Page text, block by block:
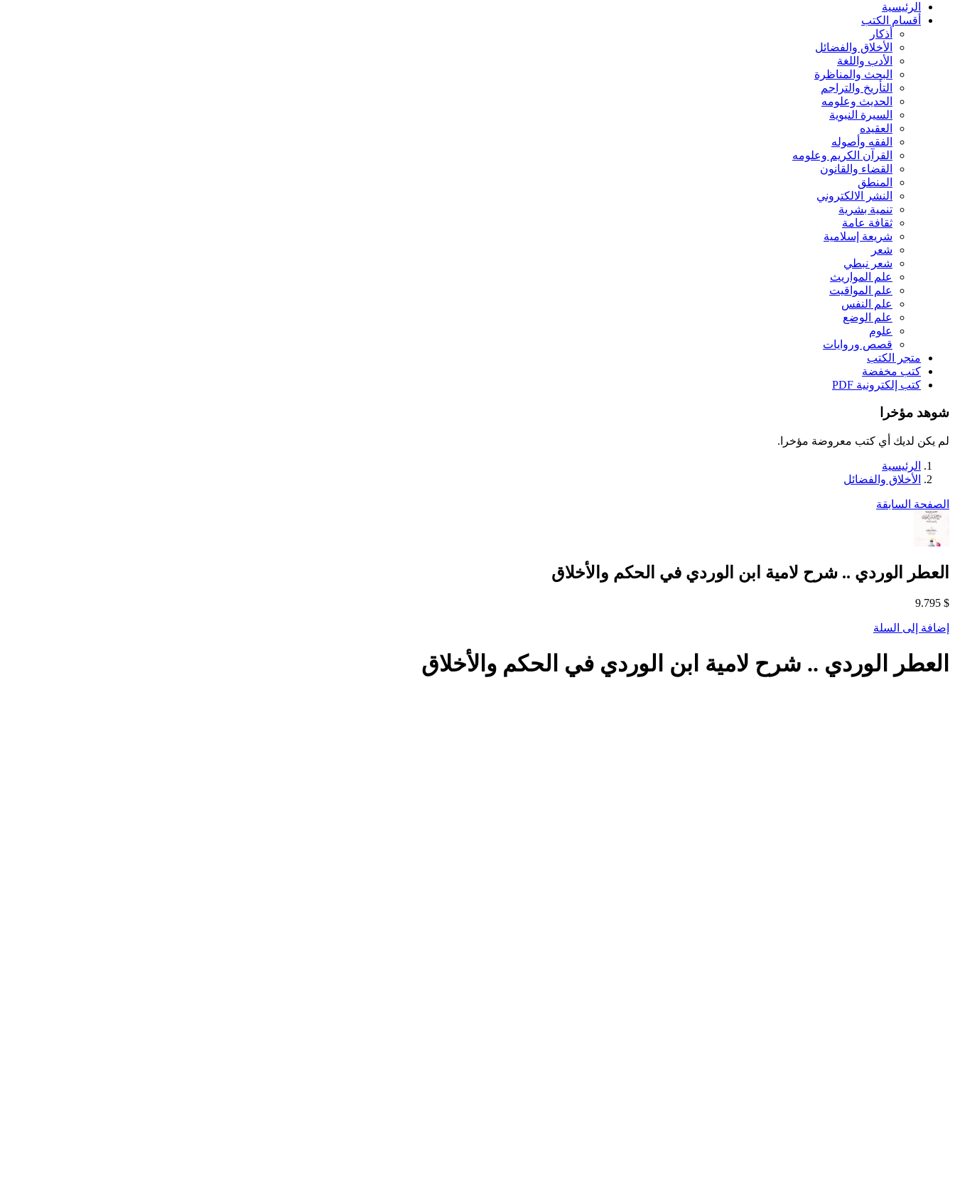
الرئيسية
أقسام الكتب
أذكار
الأخلاق والفضائل
الأدب واللغة
البحث والمناظرة
التأريخ والتراجم
الحديث وعلومه
السيرة النبوية
العقيده
الفقه وأصوله
القرآن الكريم وعلومه
القضاء والقانون
المنطق
النشر الالكتروني
تنمية بشرية
ثقافة عامة
شريعة إسلامية
شعر
شعر نبطي
علم المواريث
علم المواقيت
علم النفس
علم الوضع
علوم
قصص وروايات
متجر الكتب
كتب مخفضة
كتب إلكترونية PDF
شوهد مؤخرا
لم يكن لديك أي كتب معروضة مؤخرا.
الرئيسية
الأخلاق والفضائل
الصفحة السابقة
العطر الوردي .. شرح لامية ابن الوردي في الحكم والأخلاق
9.795 $
إضافة إلى السلة
العطر الوردي .. شرح لامية ابن الوردي في الحكم والأخلاق